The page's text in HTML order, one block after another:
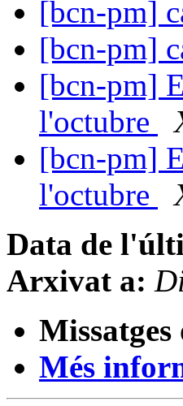
[bcn-pm]
[bcn-pm]
[bcn-pm]
l'octubre
[bcn-pm]
l'octubre
Data de
Arxivat a:
Més